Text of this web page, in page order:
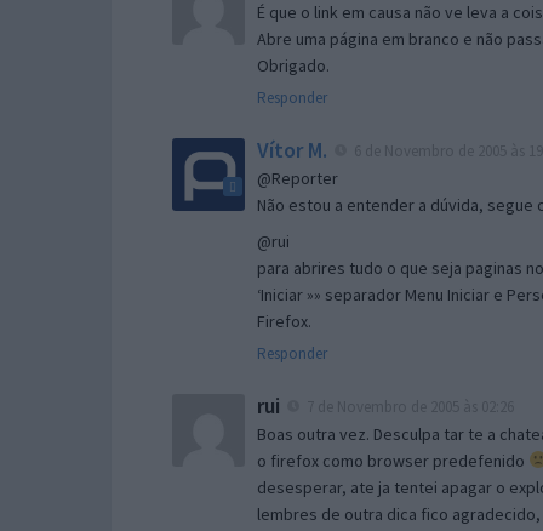
É que o link em causa não ve leva a
Abre uma página em branco e não
Obrigado.
Responder
Vítor M.
@Reporter
Não estou a entender a dúvida,
@rui
para abrires tudo o que seja paginas
‘Iniciar »» separador Menu Iniciar e
Firefox.
Responder
rui
Boas outra vez. Desculpa tar te a
o firefox como browser predefenido
desesperar, ate ja tentei apagar o
lembres de outra dica fico